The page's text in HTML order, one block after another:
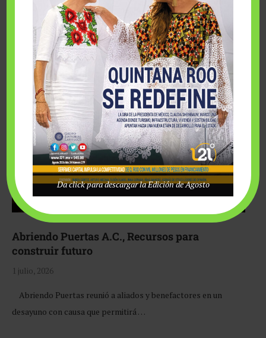
Fairmont Mayakoba y Make-A-Wish México unieron
esfuerzos para hacer realidad el deseo de una …
Abriendo Puertas A.C., Recursos para
construir futuro
1 julio, 2026
Abriendo Puertas reunió a aliados y benefactores en un
desayuno con causa que permitirá …
Da click para descargar la Edición de Agosto